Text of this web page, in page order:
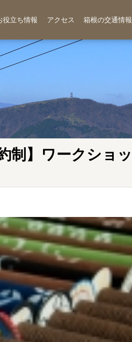
役立ち情報 アクセス 箱根の交通情報
制】ワークショッ